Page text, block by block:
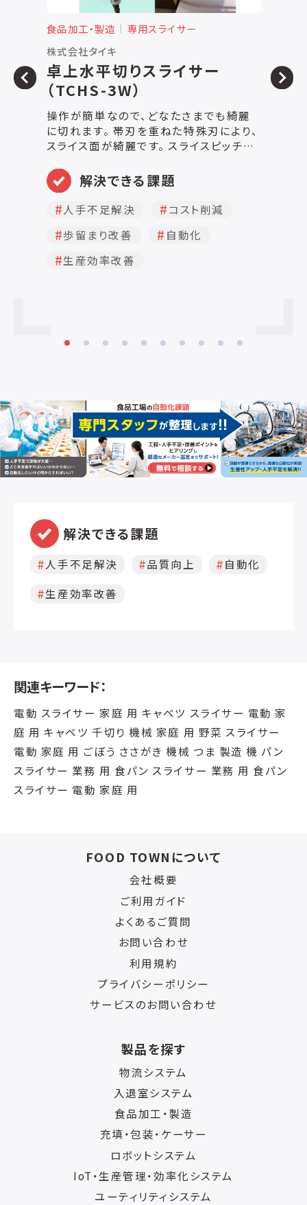
食品加工・製造
専用スライサー
株式会社タイキ
卓上水平切りスライサー
（TCHS-3W）
操作が簡単なので、どなたさまでも綺麗
に切れます。 帯刃を重ねた特殊刃により、
スライス面が綺麗です。 スライスピッチ
解決できる課題
人手不足解決
コスト削減
歩留まり改善
自動化
生産効率改善
解決できる課題
人手不足解決 品質向上
自動化
生産効率改善
関連キーワード：
電動 スライサー 家庭 用 キャベツ スライサー 電動 家
庭 用 キャベツ 千切り 機械 家庭 用 野菜 スライサー
電動 家庭 用 ごぼう ささがき 機械 つま 製造 機 パン
スライサー 業務 用 食パン スライサー 業務 用 食パン
スライサー 電動 家庭 用
FOOD TOWNについて
会社概要
ご利用ガイド
よくあるご質問
お問い合わせ
利用規約
プライバシーポリシー
サービスのお問い合わせ
製品を探す
物流システム
入退室システム
食品加工・製造
充填・包装・ケーサー
ロボットシステム
IoT・生産管理・効率化システム
ユーティリティシステム